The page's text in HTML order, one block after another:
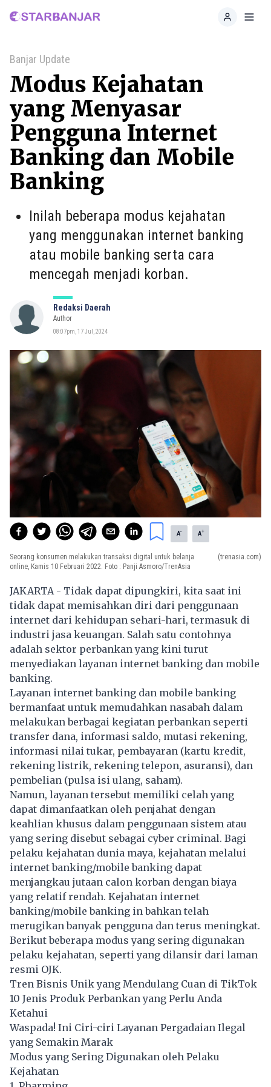
Home
Banjar Update
Modus Kejahatan
yang Menyasar
Pengguna Internet
Banking dan Mobile
Banking
Inilah beberapa modus kejahatan
yang menggunakan internet banking
atau mobile banking serta cara
mencegah menjadi korban.
Redaksi Daerah
Author
08:07pm, 17 Jul, 2024
A- A+
Seorang konsumen melakukan transaksi digital untuk belanja
online, Kamis 10 Februari 2022. Foto : Panji Asmoro/TrenAsia
(trenasia.com)
JAKARTA - Tidak dapat dipungkiri, kita saat ini
tidak dapat memisahkan diri dari penggunaan
internet dari kehidupan sehari-hari, termasuk di
industri jasa keuangan. Salah satu contohnya
adalah sektor perbankan yang kini turut
menyediakan layanan internet banking dan mobile
banking.
Layanan internet banking dan mobile banking
bermanfaat untuk memudahkan nasabah dalam
melakukan berbagai kegiatan perbankan seperti
transfer dana, informasi saldo, mutasi rekening,
informasi nilai tukar, pembayaran (kartu kredit,
rekening listrik, rekening telepon, asuransi), dan
pembelian (pulsa isi ulang, saham).
Namun, layanan tersebut memiliki celah yang
dapat dimanfaatkan oleh penjahat dengan
keahlian khusus dalam penggunaan sistem atau
yang sering disebut sebagai cyber criminal. Bagi
pelaku kejahatan dunia maya, kejahatan melalui
internet banking/mobile banking dapat
menjangkau jutaan calon korban dengan biaya
yang relatif rendah. Kejahatan internet
banking/mobile banking in bahkan telah
merugikan banyak pengguna dan terus meningkat.
Berikut beberapa modus yang sering digunakan
pelaku kejahatan, seperti yang dilansir dari laman
resmi OJK.
Tren Bisnis Unik yang Mendulang Cuan di TikTok
10 Jenis Produk Perbankan yang Perlu Anda
Ketahui
Waspada! Ini Ciri-ciri Layanan Pergadaian Ilegal
yang Semakin Marak
Modus yang Sering Digunakan oleh Pelaku
Kejahatan